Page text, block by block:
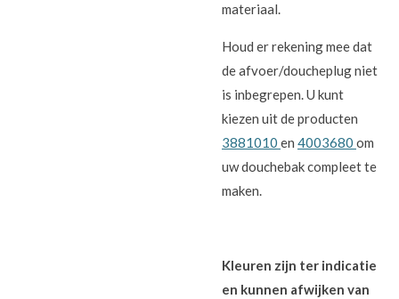
materiaal.
Houd er rekening mee dat
de afvoer/doucheplug niet
is inbegrepen. U kunt
kiezen uit de producten
3881010 en 4003680 om
uw douchebak compleet te
maken.
Kleuren zijn ter indicatie
en kunnen afwijken van